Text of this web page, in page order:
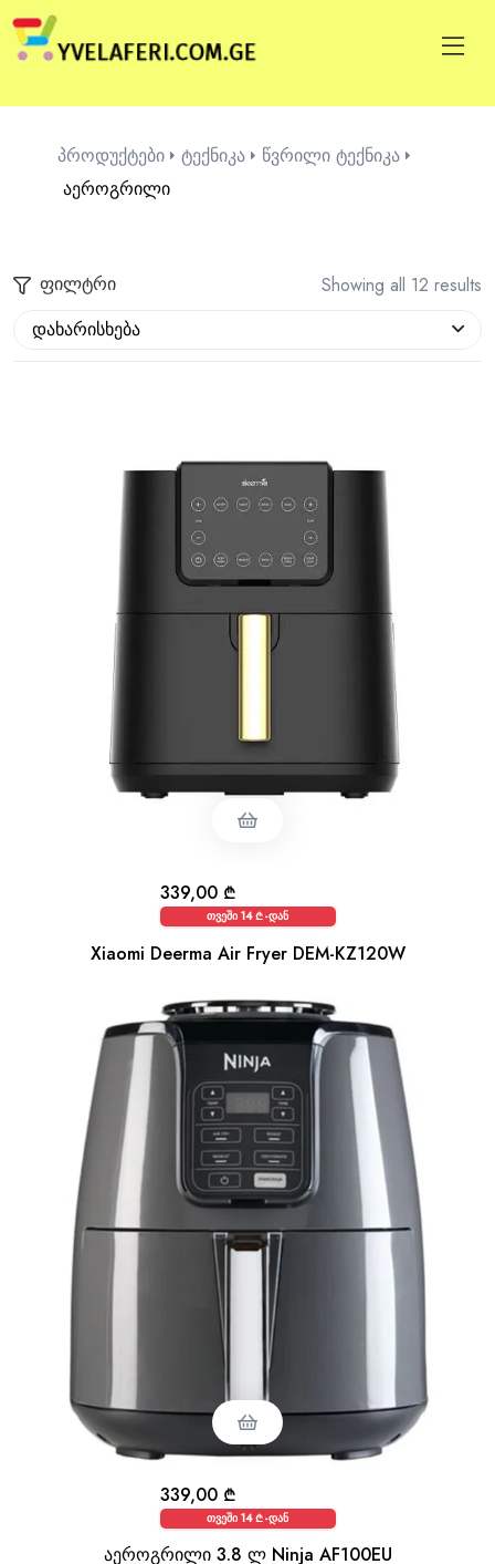
პროდუქტები ტექნიკა
წვრილი ტექნიკა
აეროგრილი
ფილტრი
Showing all 12 results
დახარისხება
Xiaomi Deerma Air Fryer DEM-KZ120W
339,00 ₾
თვეში 14 ₾-დან
აეროგრილი 3.8 ლ Ninja AF100EU
339,00 ₾
თვეში 14 ₾-დან